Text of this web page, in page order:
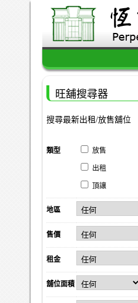
旺舖搜尋器
搜尋最新出租/放售舖位
類型 放售
出租
頂讓
地區
售價
租金
舖位面積